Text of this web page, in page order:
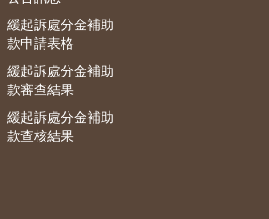
緩起訴處分金補助
款申請表格
緩起訴處分金補助
款審查結果
緩起訴處分金補助
款查核結果